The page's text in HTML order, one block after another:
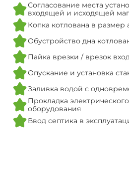
Согласование места
входящей и исходящей
Копка котлована в
Обустройство дна
Пайка врезки / врезок
Опускание и установка
Заливка водой с
Прокладка
оборудования
Ввод септика в